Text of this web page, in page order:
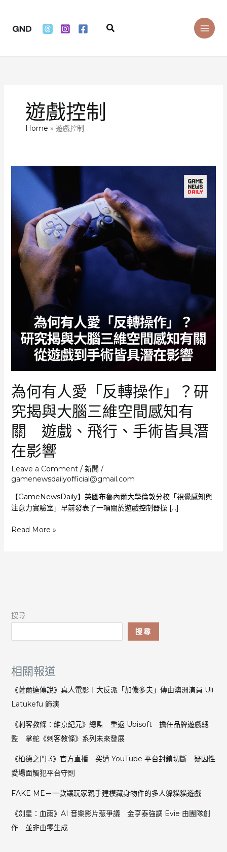
content
Search
遊戲控制
Home 遊戲控制
為何有人愛「反轉操作」？研
究揭與大腦三維空間感知有
關 遊戲、飛行、手術皆具潛
在影響
Leave a Comment / 新聞 /
gamenewsdailyofficial@gmail.com
【GameNewsDaily】英國布魯內爾大學倫敦分校「視覺感知與
注意力實驗室」早前發表了一項關於遊戲控制器操 […]
為
作」？
究
大
腦
三
維
間
感
有
關
戲、
行、
手
Read More »
搜尋
搜尋
相關報道
《薩爾達傳說》真人電影︱大反派「加儂多夫」傳由澳洲演員 Uli
Latukefu 飾演
《刺客教條：維京紀元》總監 重返 Ubisoft 擔任品牌遊戲總
監 掌舵《刺客教條》系列未來發展
《柏德之門 3》官方直播 突遭 YouTube 平台封鎖切斷 疑因性
愛場面觸犯平台守則
FAKE ME－一款讓玩家親手建模藏身物件的多人躲貓貓遊戲
《劍星：血雨》AI 音樂影片惹爭議 金亨泰強調 Evie 由團隊創
作 並非由零生成